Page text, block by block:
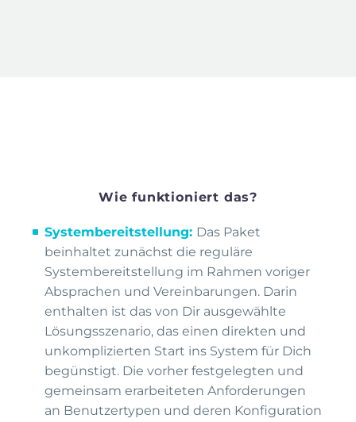
Wie funktioniert das?
Systembereitstellung: Das Paket
beinhaltet zunächst die reguläre
Systembereitstellung im Rahmen voriger
Absprachen und Vereinbarungen. Darin
enthalten ist das von Dir ausgewählte
Lösungsszenario, das einen direkten und
unkomplizierten Start ins System für Dich
begünstigt. Die vorher festgelegten und
gemeinsam erarbeiteten Anforderungen
an Benutzertypen und deren Konfiguration